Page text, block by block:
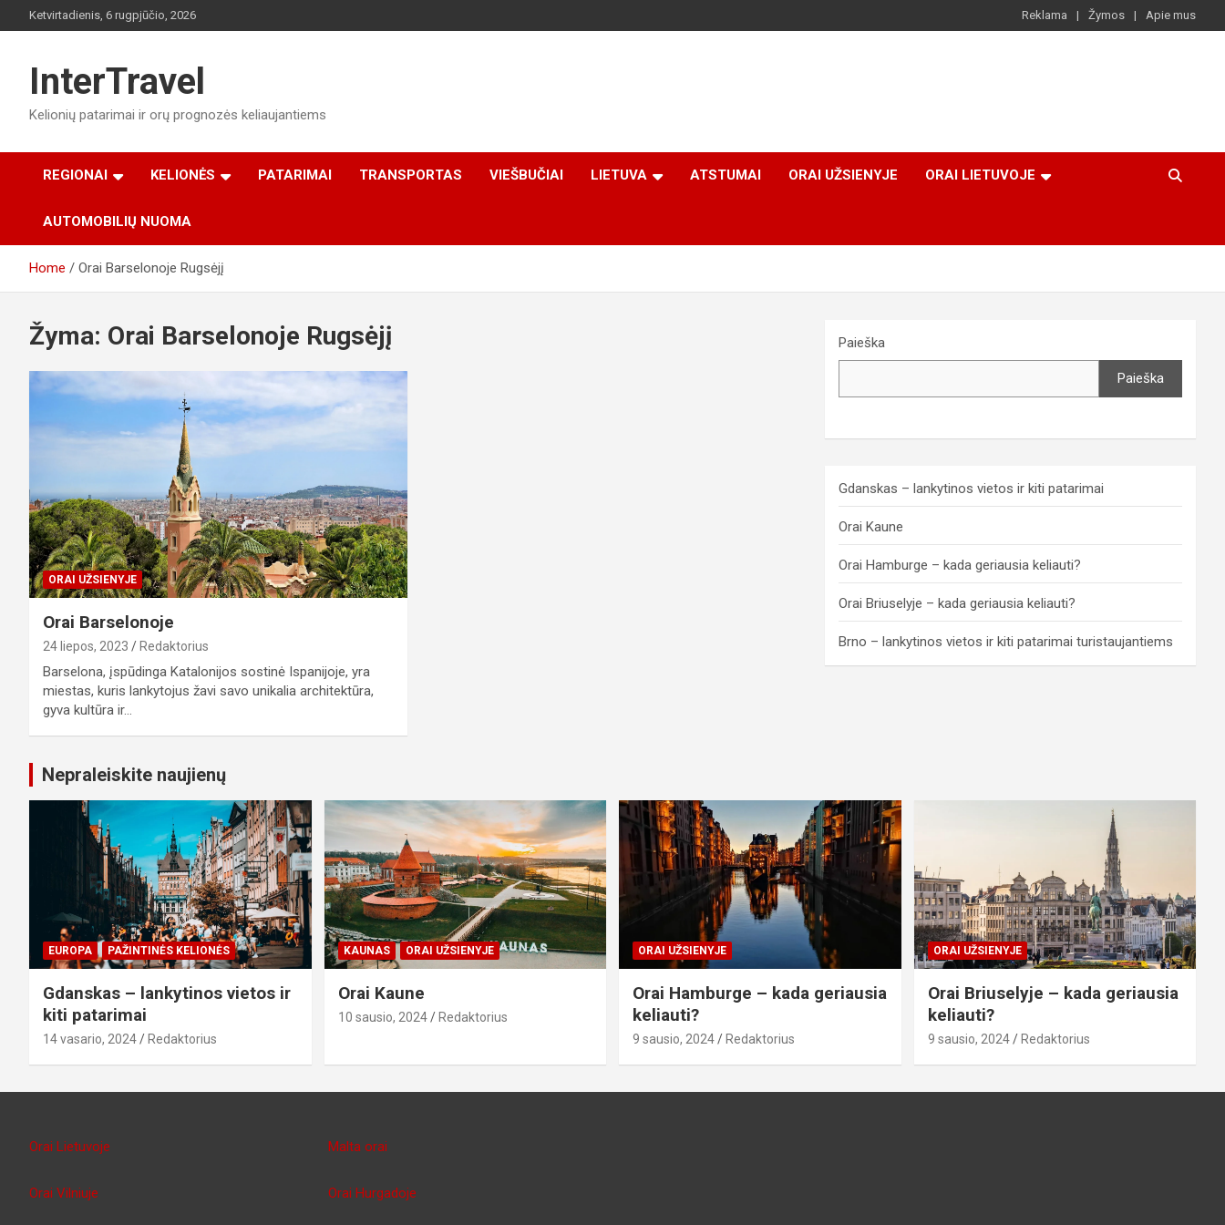
to
Ketvirtadienis, 6 rugpjūčio, 2026 Reklama Žymos Apie mus
InterTravel
Kelionių patarimai ir orų prognozės keliaujantiems
REGIONAI KELIONĖS PATARIMAI TRANSPORTAS VIEŠBUČIAI LIETUVA ATSTUMAI ORAI UŽSIENYJE ORAI LIETUVOJE
AUTOMOBILIŲ NUOMA
Home Orai Barselonoje Rugsėjį
Žyma: Orai Barselonoje Rugsėjį
ORAI UŽSIENYJE
Orai Barselonoje
24 liepos, 2023 Redaktorius
Barselona, įspūdinga Katalonijos sostinė Ispanijoje, yra
miestas, kuris lankytojus žavi savo unikalia architektūra,
gyva kultūra ir…
Paieška
Paieška
Gdanskas – lankytinos vietos ir kiti patarimai
Orai Kaune
Orai Hamburge – kada geriausia keliauti?
Orai Briuselyje – kada geriausia keliauti?
Brno – lankytinos vietos ir kiti patarimai turistaujantiems
Nepraleiskite naujienų
EUROPA PAŽINTINĖS KELIONĖS
Gdanskas – lankytinos vietos ir
kiti patarimai
14 vasario, 2024 Redaktorius
KAUNAS ORAI UŽSIENYJE
Orai Kaune
10 sausio, 2024 Redaktorius
ORAI UŽSIENYJE
Orai Hamburge – kada geriausia
keliauti?
9 sausio, 2024 Redaktorius
ORAI UŽSIENYJE
Orai Briuselyje – kada geriausia
keliauti?
9 sausio, 2024 Redaktorius
Orai Lietuvoje
Orai Vilniuje
Malta orai
Orai Hurgadoje